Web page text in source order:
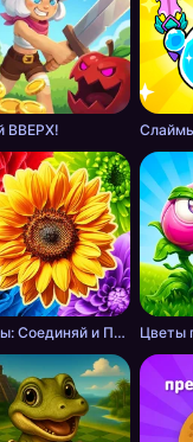
ВВЕРХ!
Цветы: Соединяй и Продавай Букеты!